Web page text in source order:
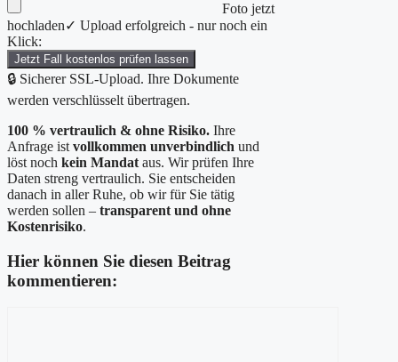
Foto jetzt
hochladen✓ Upload erfolgreich - nur noch ein
Klick:
Jetzt Fall kostenlos prüfen lassen
🔒 Sicherer SSL-Upload. Ihre Dokumente
werden verschlüsselt übertragen.
100 % vertraulich & ohne Risiko. Ihre
Anfrage ist vollkommen unverbindlich und
löst noch kein Mandat aus. Wir prüfen Ihre
Daten streng vertraulich. Sie entscheiden
danach in aller Ruhe, ob wir für Sie tätig
werden sollen – transparent und ohne
Kostenrisiko.
Hier können Sie diesen Beitrag
kommentieren: